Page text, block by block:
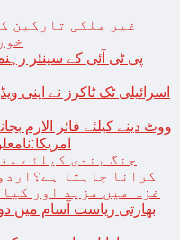
غیر ملکی تارکین
پی ٹی آئی کے سینئر
اسرائیلی ٹک ٹاکرز نے اپنی
ووٹ دینے کیلئے فائر الارم
امریکا:نامعلوم
جنگ بندی کیلئے
کرانا چاہتا
غزہ میں مزید اور
بھارتی ریاست آسام